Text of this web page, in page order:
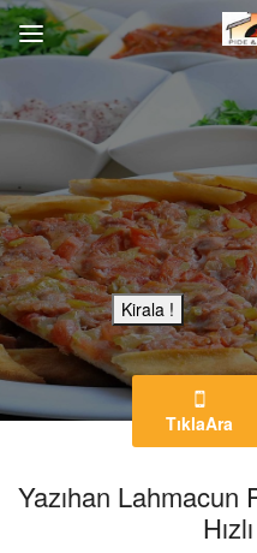
TıklaAra
Bu Reklam Sayfası
Kirala !
Yazıhan Lahmacun